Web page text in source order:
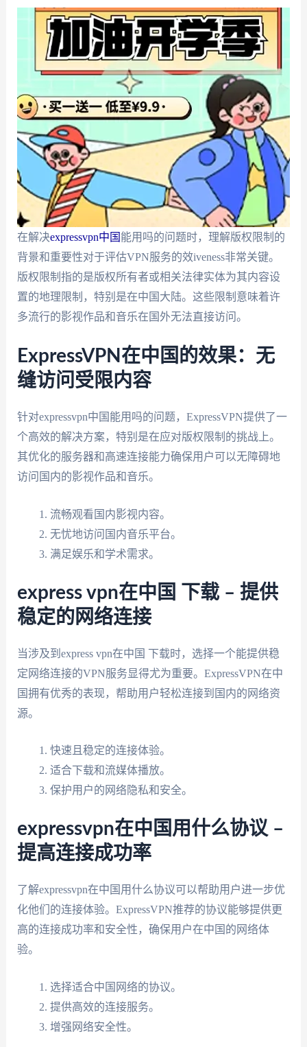
在解决expressvpn中国 能用吗的问题时，理解版权限制的
背景和重要性对于评估VPN服务的效iveness非常关键。
版权限制指的是版权所有者或相关法律实体为其内容设
置的地理限制，特别是在中国大陆。这些限制意味着许
多流行的影视作品和音乐在国外无法直接访问。
ExpressVPN在中国的效果：无
缝访问受限内容
针对expressvpn中国能用吗的问题，ExpressVPN提供了一
个高效的解决方案，特别是在应对版权限制的挑战上。
其优化的服务器和高速连接能力确保用户可以无障碍地
访问国内的影视作品和音乐。
流畅观看国内影视内容。
无忧地访问国内音乐平台。
满足娱乐和学术需求。
express vpn在中国 下载 – 提供
稳定的网络连接
当涉及到express vpn在中国 下载时，选择一个能提供稳
定网络连接的VPN服务显得尤为重要。ExpressVPN在中
国拥有优秀的表现，帮助用户轻松连接到国内的网络资
源。
快速且稳定的连接体验。
适合下载和流媒体播放。
保护用户的网络隐私和安全。
expressvpn在中国用什么协议 –
提高连接成功率
了解expressvpn在中国用什么协议可以帮助用户进一步优
化他们的连接体验。ExpressVPN推荐的协议能够提供更
高的连接成功率和安全性，确保用户在中国的网络体
验。
选择适合中国网络的协议。
提供高效的连接服务。
增强网络安全性。